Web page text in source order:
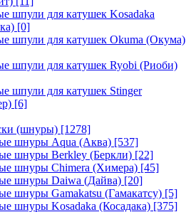
шпули для катушек Kosadaka
[0]
шпули для катушек Okuma (Окума)
шпули для катушек Ryobi (Риоби)
шпули для катушек Stinger
[6]
(шнуры) [1278]
шнуры Aqua (Аква) [537]
шнуры Berkley (Беркли) [22]
шнуры Chimera (Химера) [45]
шнуры Daiwa (Дайва) [20]
шнуры Gamakatsu (Гамакатсу) [5]
шнуры Kosadaka (Косадака) [375]